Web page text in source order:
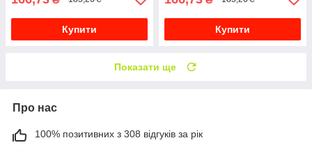
Купити Купити
Показати ще
Про нас
100% позитивних з 308 відгуків за рік